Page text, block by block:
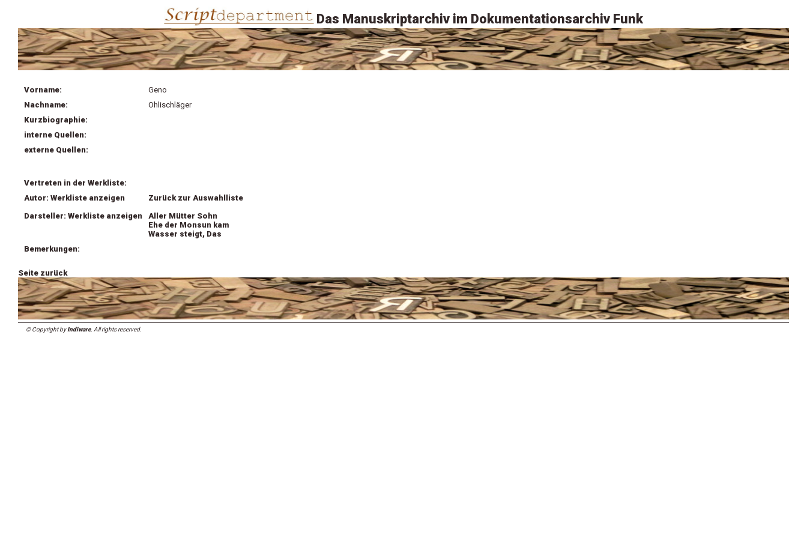
Das Manuskriptarchiv im Dokumentationsarchiv Funk
Vorname:
Geno
Nachname:
Ohlischläger
Kurzbiographie:
interne Quellen:
externe Quellen:
Vertreten in der Werkliste:
Autor: Werkliste anzeigen
Darsteller: Werkliste anzeigen
Zurück zur Auswahlliste
Aller Mütter Sohn
Ehe der Monsun kam
Wasser steigt, Das
Bemerkungen:
Seite zurück
© Copyright byIndiware. All rights reserved.